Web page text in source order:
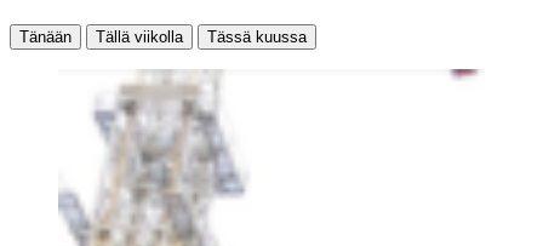
Tänään Tällä viikolla Tässä kuussa